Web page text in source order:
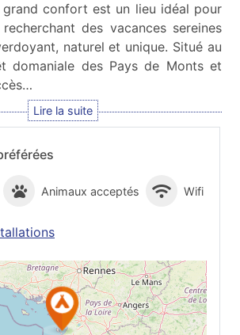
Animaux acceptés Wifi
confort est un lieu idéal pour
des vacances sereines
naturel et unique. Situé au
domaniale des Pays de Monts et